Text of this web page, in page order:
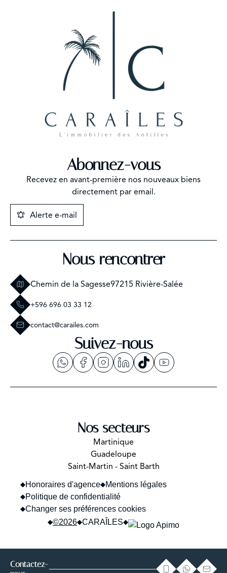
Contactez-
Abonnez-vous
Recevez en avant-première nos nouveaux biens
directement par email.
Alerte e-mail
Nous rencontrer
Chemin de la Sagesse97215 Rivière-Salée
+596 696 03 33 12
contact@carailes.com
Suivez-nous
Nos secteurs
Martinique
Guadeloupe
Saint-Martin - Saint Barth
©2026 CARAÎLES
Honoraires d'agence
Mentions légales
Politique de confidentialité
Changer ses préférences cookies
Ce site est protégé par reCAPTCHA et les règles deconfidentialité et les